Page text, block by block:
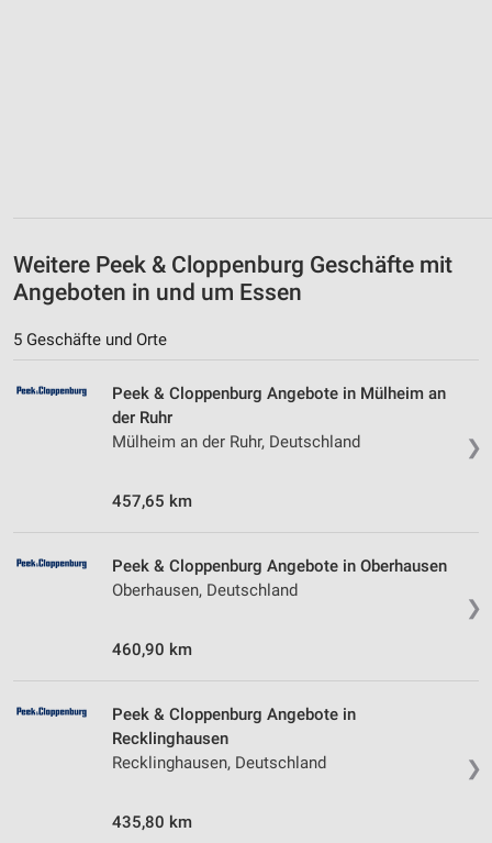
Weitere Peek & Cloppenburg Geschäfte mit
Angeboten in und um Essen
5 Geschäfte und Orte
❯
Peek & Cloppenburg Angebote in Mülheim an
der Ruhr
Mülheim an der Ruhr, Deutschland
457,65 km
❯
Peek & Cloppenburg Angebote in Oberhausen
Oberhausen, Deutschland
460,90 km
❯
Peek & Cloppenburg Angebote in
Recklinghausen
Recklinghausen, Deutschland
435,80 km